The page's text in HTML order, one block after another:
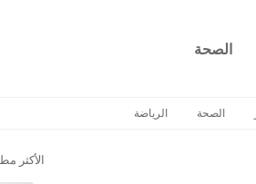
الصحة
الصحة الرياضة
الأكثر